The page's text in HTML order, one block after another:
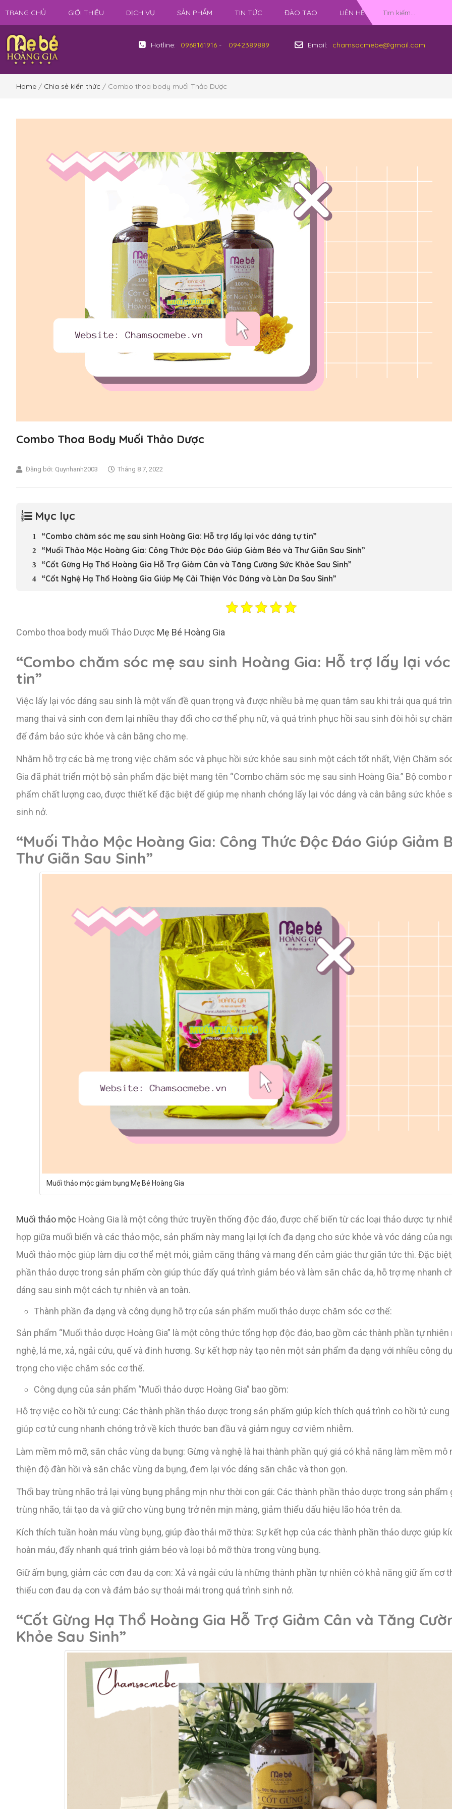
TRANG CHỦ GIỚI THIỆU DỊCH VỤ SẢN PHẨM TIN TỨC ĐÀO TẠO LIÊN HỆ
Hotline: 0968161916- 0942389889 Email: chamsocmebe@gmail.com
Home / Chia sẻ kiến thức / Combo thoa body muối Thảo Dược
Combo Thoa Body Muối Thảo Dược
Đăng bởi: Quynhanh2003 Tháng 8 7, 2022
Mục lục
“Combo chăm sóc mẹ sau sinh Hoàng Gia: Hỗ trợ lấy lại vóc dáng tự tin”
“Muối Thảo Mộc Hoàng Gia: Công Thức Độc Đáo Giúp Giảm Béo và Thư Giãn Sau Sinh”
“Cốt Gừng Hạ Thổ Hoàng Gia Hỗ Trợ Giảm Cân và Tăng Cường Sức Khỏe Sau Sinh”
“Cốt Nghệ Hạ Thổ Hoàng Gia Giúp Mẹ Cải Thiện Vóc Dáng và Làn Da Sau Sinh”
Combo thoa body muối Thảo Dược Mẹ Bé Hoàng Gia
“Combo chăm sóc mẹ sau sinh Hoàng Gia: Hỗ trợ lấy lại
tin”
Việc lấy lại vóc dáng sau sinh là một vấn đề quan trọng và được nhiều bà mẹ quan tâm sau khi trải qua quá
mang thai và sinh con đem lại nhiều thay đổi cho cơ thể phụ nữ, và quá trình phục hồi sau sinh đòi hỏi sự
để đảm bảo sức khỏe và cân bằng cho mẹ.
Nhằm hỗ trợ các bà mẹ trong việc chăm sóc và phục hồi sức khỏe sau sinh một cách tốt nhất, Viện Chăm
Gia đã phát triển một bộ sản phẩm đặc biệt mang tên “Combo chăm sóc mẹ sau sinh Hoàng Gia.” Bộ combo
phẩm chất lượng cao, được thiết kế đặc biệt để giúp mẹ nhanh chóng lấy lại vóc dáng và cân bằng sức khỏe
sinh nở.
“Muối Thảo Mộc Hoàng Gia: Công Thức Độc Đáo Giúp Giảm
Thư Giãn Sau Sinh”
Muối thảo mộc giảm bụng Mẹ Bé Hoàng Gia
Muối thảo mộc Hoàng Gia là một công thức truyền thống độc đáo, được chế biến từ các loại thảo dược tự
hợp giữa muối biển và các thảo mộc, sản phẩm này mang lại lợi ích đa dạng cho sức khỏe và vóc dáng của
Muối thảo mộc giúp làm dịu cơ thể mệt mỏi, giảm căng thẳng và mang đến cảm giác thư giãn tức thì. Đặc
phần thảo dược trong sản phẩm còn giúp thúc đẩy quá trình giảm béo và làm săn chắc da, hỗ trợ mẹ nhanh
dáng sau sinh một cách tự nhiên và an toàn.
Thành phần đa dạng và công dụng hỗ trợ của sản phẩm muối thảo dược chăm sóc cơ thể:
Sản phẩm “Muối thảo dược Hoàng Gia” là một công thức tổng hợp độc đáo, bao gồm các thành phần tự nhiên
nghệ, lá me, xả, ngải cứu, quế và đinh hương. Sự kết hợp này tạo nên một sản phẩm đa dạng với nhiều công
trọng cho việc chăm sóc cơ thể.
Công dụng của sản phẩm “Muối thảo dược Hoàng Gia” bao gồm:
Hỗ trợ việc co hồi tử cung: Các thành phần thảo dược trong sản phẩm giúp kích thích quá trình co hồi tử cung
giúp cơ tử cung nhanh chóng trở về kích thước ban đầu và giảm nguy cơ viêm nhiễm.
Làm mềm mô mỡ, săn chắc vùng da bụng: Gừng và nghệ là hai thành phần quý giá có khả năng làm mềm mô
thiện độ đàn hồi và săn chắc vùng da bụng, đem lại vóc dáng săn chắc và thon gọn.
Thổi bay trùng nhão trả lại vùng bụng phẳng mịn như thời con gái: Các thành phần thảo dược trong sản phẩm
trùng nhão, tái tạo da và giữ cho vùng bụng trở nên mịn màng, giảm thiểu dấu hiệu lão hóa trên da.
Kích thích tuần hoàn máu vùng bụng, giúp đào thải mỡ thừa: Sự kết hợp của các thành phần thảo dược giúp
hoàn máu, đẩy nhanh quá trình giảm béo và loại bỏ mỡ thừa trong vùng bụng.
Giữ ấm bụng, giảm các cơn đau dạ con: Xả và ngải cứu là những thành phần tự nhiên có khả năng giữ ấm cơ
thiểu cơn đau dạ con và đảm bảo sự thoải mái trong quá trình sinh nở.
“Cốt Gừng Hạ Thổ Hoàng Gia Hỗ Trợ Giảm Cân và Tăng
Khỏe Sau Sinh”